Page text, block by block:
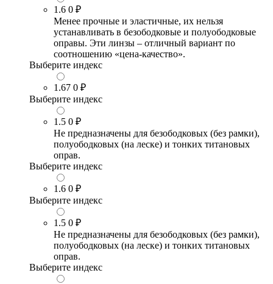
1.6 0 ₽
Менее прочные и эластичные, их нельзя
устанавливать в безободковые и полуободковые
оправы. Эти линзы – отличный вариант по
соотношению «цена-качество».
Выберите индекс
1.67 0 ₽
Выберите индекс
1.5 0 ₽
Не предназначены для безободковых (без рамки),
полуободковых (на леске) и тонких титановых
оправ.
Выберите индекс
1.6 0 ₽
Выберите индекс
1.5 0 ₽
Не предназначены для безободковых (без рамки),
полуободковых (на леске) и тонких титановых
оправ.
Выберите индекс